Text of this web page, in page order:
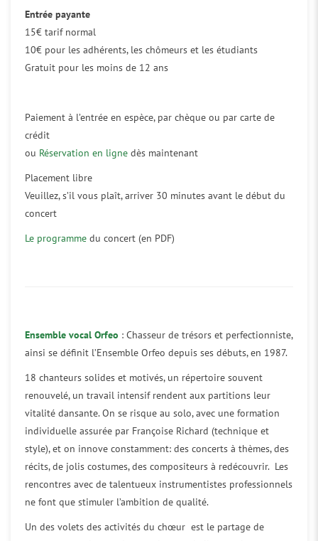
Entrée payante
15€ tarif normal
10€ pour les adhérents, les chômeurs et les étudiants
Gratuit pour les moins de 12 ans
Paiement à l’entrée en espèce, par chèque ou par carte de
crédit
ou Réservation en ligne dès maintenant
Placement libre
Veuillez, s’il vous plaît, arriver 30 minutes avant le début du
concert
Le programme du concert (en PDF)
Ensemble vocal Orfeo : Chasseur de trésors et perfectionniste,
ainsi se définit l’Ensemble Orfeo depuis ses débuts, en 1987.
18 chanteurs solides et motivés, un répertoire souvent
renouvelé, un travail intensif rendent aux partitions leur
vitalité dansante. On se risque au solo, avec une formation
individuelle assurée par Françoise Richard (technique et
style), et on innove constamment: des concerts à thèmes, des
récits, de jolis costumes, des compositeurs à redécouvrir. Les
rencontres avec de talentueux instrumentistes professionnels
ne font que stimuler l’ambition de qualité.
Un des volets des activités du chœur est le partage de